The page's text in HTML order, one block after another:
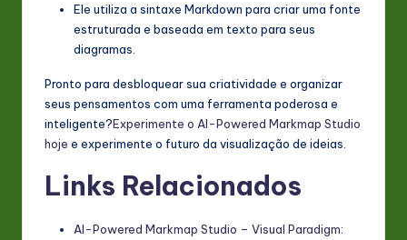
Ele utiliza a sintaxe Markdown para criar uma fonte
estruturada e baseada em texto para seus
diagramas.
Pronto para desbloquear sua criatividade e organizar
seus pensamentos com uma ferramenta poderosa e
inteligente?Experimente o AI-Powered Markmap Studio
hoje e experimente o futuro da visualização de ideias.
Links Relacionados
AI-Powered Markmap Studio – Visual Paradigm: